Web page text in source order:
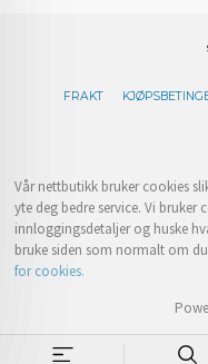
FRAKT
Vår nettbutikk bruker cookies
yte deg bedre service. Vi
innloggingsdetaljer og huske
bruke siden som normalt om
for cookies.